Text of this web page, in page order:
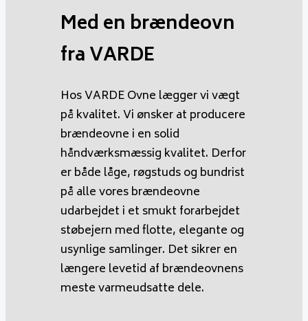
Med en brændeovn
fra VARDE
Hos VARDE Ovne lægger vi vægt
på kvalitet. Vi ønsker at producere
brændeovne i en solid
håndværksmæssig kvalitet. Derfor
er både låge, røgstuds og bundrist
på alle vores brændeovne
udarbejdet i et smukt forarbejdet
støbejern med flotte, elegante og
usynlige samlinger. Det sikrer en
længere levetid af brændeovnens
meste varmeudsatte dele.